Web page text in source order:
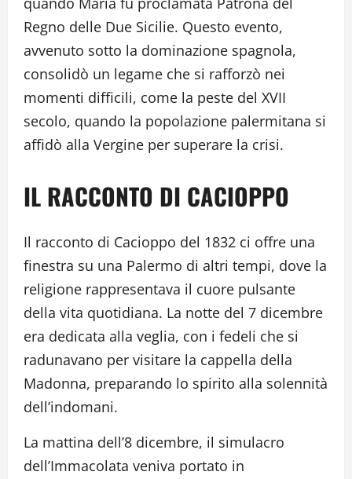
Regno delle Due Sicilie. Questo evento,
avvenuto sotto la dominazione spagnola,
consolidò un legame che si rafforzò nei
momenti difficili, come la peste del XVII
secolo, quando la popolazione palermitana si
affidò alla Vergine per superare la crisi.
IL RACCONTO DI CACIOPPO
Il racconto di Cacioppo del 1832 ci offre una
finestra su una Palermo di altri tempi, dove la
religione rappresentava il cuore pulsante
della vita quotidiana. La notte del 7 dicembre
era dedicata alla veglia, con i fedeli che si
radunavano per visitare la cappella della
Madonna, preparando lo spirito alla solennità
dell’indomani.
La mattina dell’8 dicembre, il simulacro
dell’Immacolata veniva portato in